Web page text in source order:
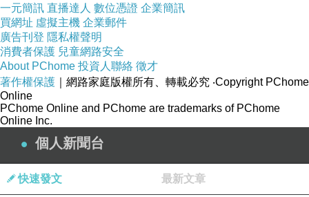
念文章中分別寫道：'在死亡的悲泣裡，我終於看
到生命的歡顏'；"在這孩童般的肩膀上竟承載著
那麼沉重的負荷，在這孩童般的心地間竟有生命
如花般隕落的泰然接受，這不由令比她年長得多
的我肅然起敬"。
品讀《花田半畝》，我們不僅能看到屬於每個人
的無悔青春、純真愛戀，更會感動和震撼於這個
美麗天使對生的一片癡心，對死的無限淡定，從
一元簡訊 直播達人 數位憑證 企業簡訊
買網址 虛擬主機 企業郵件
廣告刊登 隱私權聲明
消費者保護 兒童網路安全
About PChome 投資人聯絡 徵才
著作權保護 ｜網路家庭版權所有、轉載必究 ‧Copyright PChome
Online
PChome Online and PChome are trademarks of PChome
Online Inc.
個人新聞台
快速發文 最新文章